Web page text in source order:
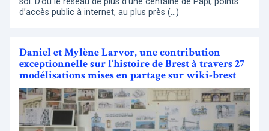
d’accès public à internet, au plus près (…)
Daniel et Mylène Larvor, une contribution
exceptionnelle sur l’histoire de Brest à travers 27
modélisations mises en partage sur wiki-brest